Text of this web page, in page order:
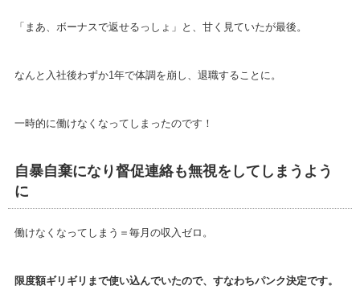
「まあ、ボーナスで返せるっしょ」と、甘く見ていたが最後。
なんと入社後わずか1年で体調を崩し、退職することに。
一時的に働けなくなってしまったのです！
自暴自棄になり督促連絡も無視をしてしまうよう
に
働けなくなってしまう＝毎月の収入ゼロ。
限度額ギリギリまで使い込んでいたので、すなわちパンク決定です。